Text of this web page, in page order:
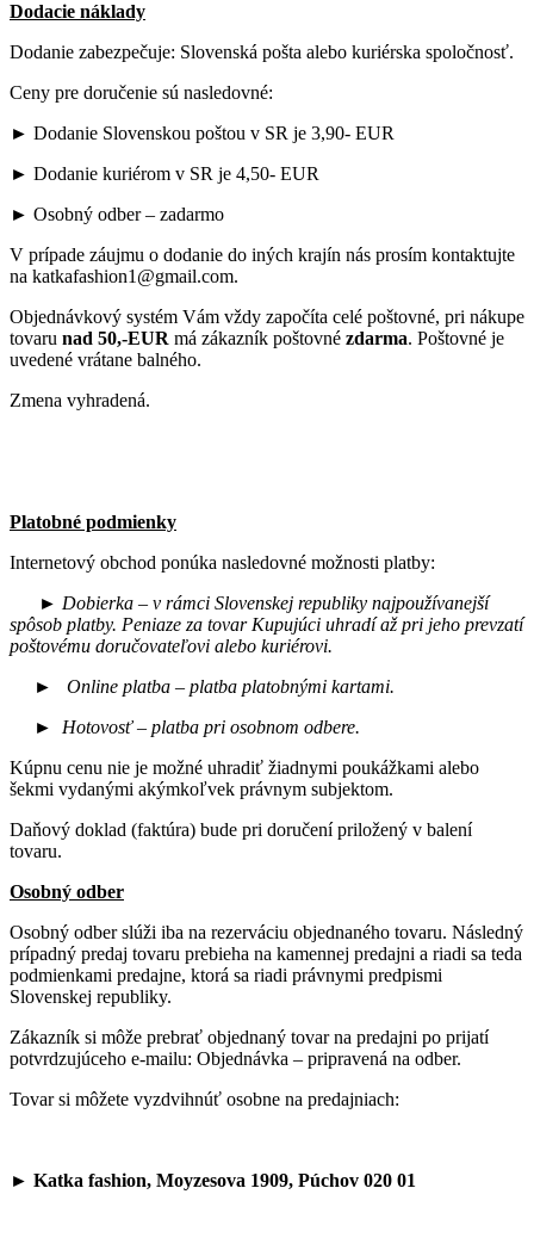
Dodacie náklady
Dodanie zabezpečuje: Slovenská pošta alebo kuriérska spoločnosť.
Ceny pre doručenie sú nasledovné:
► Dodanie Slovenskou poštou v SR je 3,90- EUR
► Dodanie kuriérom v SR je 4,50- EUR
► Osobný odber – zadarmo
V prípade záujmu o dodanie do iných krajín nás prosím kontaktujte
na katkafashion1@gmail.com.
Objednávkový systém Vám vždy započíta celé poštovné, pri nákupe
tovaru nad 50,-EUR má zákazník poštovné zdarma. Poštovné je
uvedené vrátane balného.
Zmena vyhradená.
Platobné podmienky
Internetový obchod ponúka nasledovné možnosti platby:
► Dobierka – v rámci Slovenskej republiky najpoužívanejší
spôsob platby. Peniaze za tovar Kupujúci uhradí až pri jeho prevzatí
poštovému doručovateľovi alebo kuriérovi.
► Online platba – platba platobnými kartami.
► Hotovosť – platba pri osobnom odbere.
Kúpnu cenu nie je možné uhradiť žiadnymi poukážkami alebo
šekmi vydanými akýmkoľvek právnym subjektom.
Daňový doklad (faktúra) bude pri doručení priložený v balení
tovaru.
Osobný odber
Osobný odber slúži iba na rezerváciu objednaného tovaru. Následný
prípadný predaj tovaru prebieha na kamennej predajni a riadi sa teda
podmienkami predajne, ktorá sa riadi právnymi predpismi
Slovenskej republiky.
Zákazník si môže prebrať objednaný tovar na predajni po prijatí
potvrdzujúceho e-mailu: Objednávka – pripravená na odber.
Tovar si môžete vyzdvihnúť osobne na predajniach:
► Katka fashion, Moyzesova 1909, Púchov 020 01